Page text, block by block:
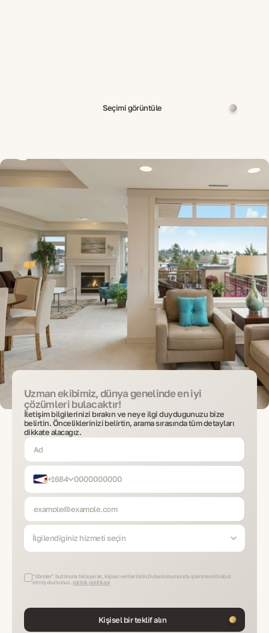
Seçimi görüntüle
Uzman ekibimiz, dünya genelinde en iyi
çözümleri bulacaktır!
İletişim bilgilerinizi bırakın ve neye ilgi duyduğunuzu bize
belirtin. Önceliklerinizi belirtin, arama sırasında tüm detayları
dikkate alacağız.
+1684
İlgilendiğiniz hizmeti seçin
"Gönder" butonuna tıklayarak, kişisel verilerinizin Dubai konumunda işlenmesini kabul
etmiş olursunuz.gizlilik politikası
Kişisel bir teklif alın